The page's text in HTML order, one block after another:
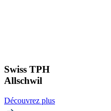
Swiss TPH
Allschwil
Découvrez plus